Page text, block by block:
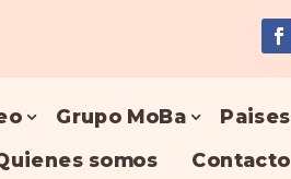
Grupo MoBa
Paises
somos
Contacto